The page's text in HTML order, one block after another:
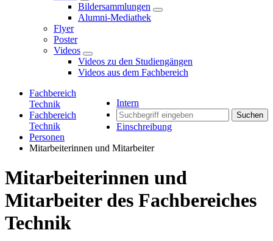
Bildersammlungen
Alumni-Mediathek
Flyer
Poster
Videos
Videos zu den Studiengängen
Videos aus dem Fachbereich
Intern
Suchen
Einschreibung
Fachbereich
Technik
Fachbereich
Technik
Personen
Mitarbeiterinnen und Mitarbeiter
Mitarbeiterinnen und
Mitarbeiter des Fachbereiches
Technik